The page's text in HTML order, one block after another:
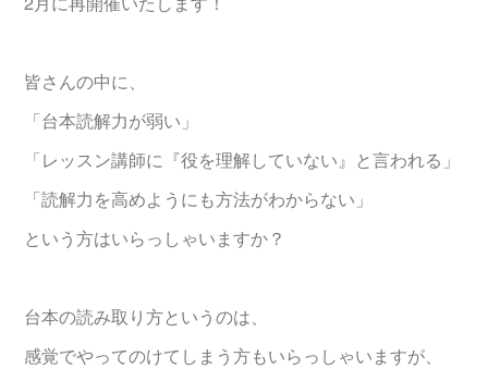
皆さんの中に、
「台本読解力が弱い」
「レッスン講師に『役を理解していない』と言われる」
「読解力を高めようにも方法がわからない」
という方はいらっしゃいますか？
台本の読み取り方というのは、
感覚でやってのけてしまう方もいらっしゃいますが、